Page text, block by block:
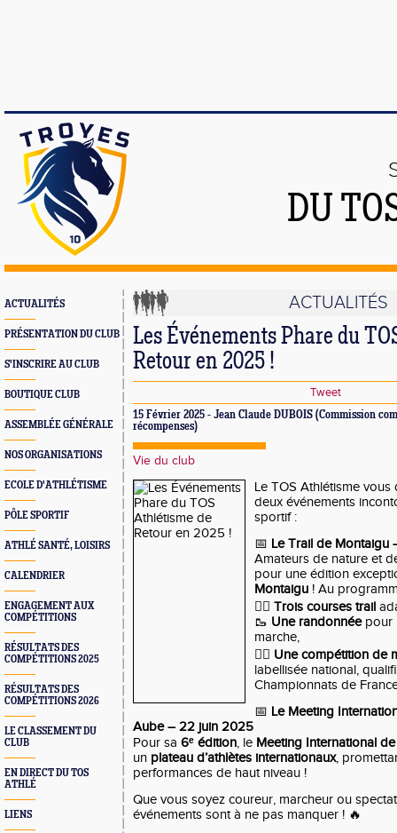
DU
ACTUALITÉS
PRÉSENTATION DU CLUB
S'INSCRIRE AU CLUB
BOUTIQUE CLUB
ASSEMBLÉE GÉNÉRALE
NOS ORGANISATIONS
ECOLE D'ATHLÉTISME
PÔLE SPORTIF
ATHLÉ SANTÉ, LOISIRS
CALENDRIER
ENGAGEMENT AUX
COMPÉTITIONS
RÉSULTATS DES
COMPÉTITIONS 2025
RÉSULTATS DES
COMPÉTITIONS 2026
LE CLASSEMENT DU
CLUB
EN DIRECT DU TOS
ATHLÉ
LIENS
ACTUALITÉS
Les Événements Phare du
Retour en 2025 !
Tweet
15 Février 2025 - Jean Claude DUBOIS (Commission
récompenses)
Vie du club
Le TOS Athlétisme
deux événements
sportif :
📅 Le Trail de Montaigu
Amateurs de nature et
pour une édition
Montaigu ! Au
🏃‍♂️ Trois courses trail
🥾 Une randonnéepour
marche,
🚶‍♀️ Une compétition de
labellisée national,
Championnats de
📅 Le Meeting
Aube – 22 juin 2025
Pour sa 6ᵉ édition, le Meeting International
un plateau d’athlètes internationaux,
performances de haut niveau !
Que vous soyez coureur, marcheur ou
événements sont à ne pas manquer ! 🔥